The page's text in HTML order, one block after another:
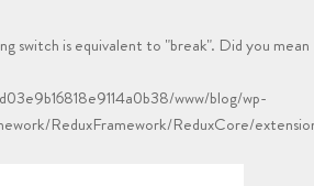
switch is equivalent to "break". Did you mean
www/blog/wp-
ReduxFramework/ReduxCore/